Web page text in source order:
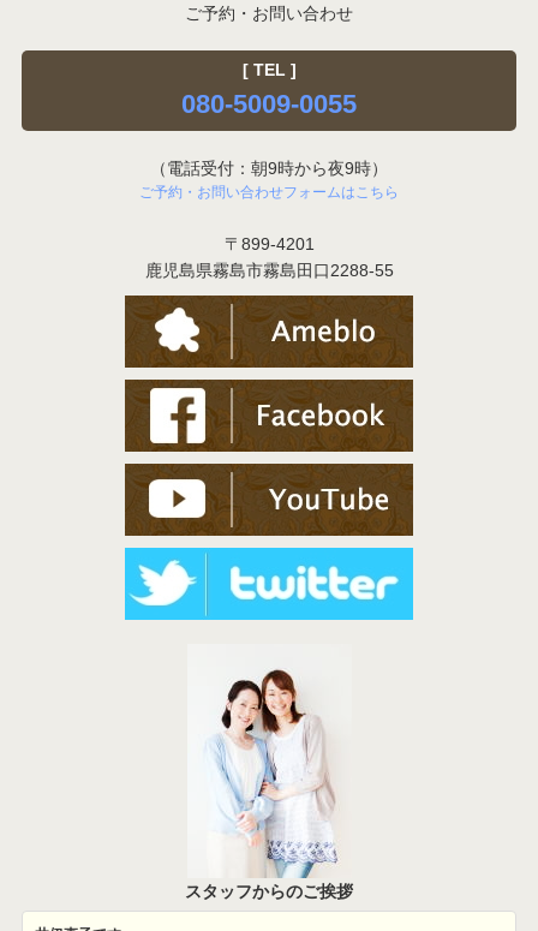
ご予約・お問い合わせ
[ TEL ]
080-5009-0055
（電話受付：朝9時から夜9時）
ご予約・お問い合わせフォームはこちら
〒899-4201
鹿児島県霧島市霧島田口2288-55
スタッフからのご挨拶